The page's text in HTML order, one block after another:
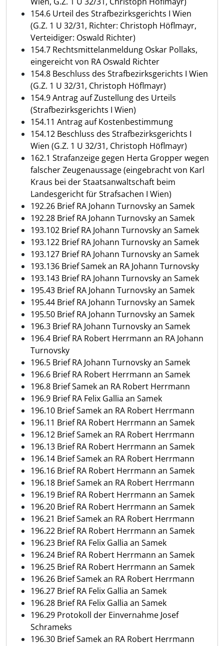
154.6 Urteil des Strafbezirksgerichts I Wien
(G.Z. 1 U 32/31, Richter: Christoph Höflmayr,
Verteidiger: Oswald Richter)
154.7 Rechtsmittelanmeldung Oskar Pollaks,
eingereicht von RA Oswald Richter
154.8 Beschluss des Strafbezirksgerichts I Wien
(G.Z. 1 U 32/31, Christoph Höflmayr)
154.9 Antrag auf Zustellung des Urteils
(Strafbezirksgerichts I Wien)
154.11 Antrag auf Kostenbestimmung
154.12 Beschluss des Strafbezirksgerichts I
Wien (G.Z. 1 U 32/31, Christoph Höflmayr)
162.1 Strafanzeige gegen Herta Gropper wegen
falscher Zeugenaussage (eingebracht von Karl
Kraus bei der Staatsanwaltschaft beim
Landesgericht für Strafsachen I Wien)
192.26 Brief RA Johann Turnovsky an Samek
192.28 Brief RA Johann Turnovsky an Samek
193.102 Brief RA Johann Turnovsky an Samek
193.122 Brief RA Johann Turnovsky an Samek
193.127 Brief RA Johann Turnovsky an Samek
193.136 Brief Samek an RA Johann Turnovsky
193.143 Brief RA Johann Turnovsky an Samek
195.43 Brief RA Johann Turnovsky an Samek
195.44 Brief RA Johann Turnovsky an Samek
195.50 Brief RA Johann Turnovsky an Samek
196.3 Brief RA Johann Turnovsky an Samek
196.4 Brief RA Robert Herrmann an RA Johann
Turnovsky
196.5 Brief RA Johann Turnovsky an Samek
196.6 Brief RA Robert Herrmann an Samek
196.8 Brief Samek an RA Robert Herrmann
196.9 Brief RA Felix Gallia an Samek
196.10 Brief Samek an RA Robert Herrmann
196.11 Brief RA Robert Herrmann an Samek
196.12 Brief Samek an RA Robert Herrmann
196.13 Brief RA Robert Herrmann an Samek
196.14 Brief Samek an RA Robert Herrmann
196.16 Brief RA Robert Herrmann an Samek
196.18 Brief Samek an RA Robert Herrmann
196.19 Brief RA Robert Herrmann an Samek
196.20 Brief RA Robert Herrmann an Samek
196.21 Brief Samek an RA Robert Herrmann
196.22 Brief RA Robert Herrmann an Samek
196.23 Brief RA Felix Gallia an Samek
196.24 Brief RA Robert Herrmann an Samek
196.25 Brief RA Robert Herrmann an Samek
196.26 Brief Samek an RA Robert Herrmann
196.27 Brief RA Felix Gallia an Samek
196.28 Brief RA Felix Gallia an Samek
196.29 Protokoll der Einvernahme Josef
Schrameks
196.30 Brief Samek an RA Robert Herrmann